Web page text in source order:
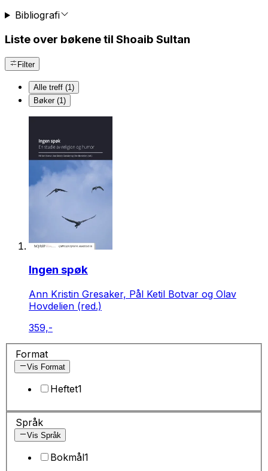
Bibliografi
Liste over bøkene til Shoaib Sultan
Filter
Alle treff (1)
Bøker (1)
Ingen spøk
Ann Kristin Gresaker, Pål Ketil Botvar og Olav
Hovdelien (red.)
359,-
Format
Vis Format
Heftet1
Språk
Vis Språk
Bokmål1